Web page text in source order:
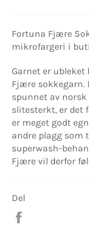
Fortuna Fjære
mikrofargeri i
Garnet er
Fjære sokkegarn.
spunnet av norsk
slitesterkt, er det
er meget godt
andre plagg som
superwash-
Fjære vil derfor
Del